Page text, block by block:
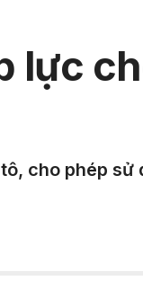
lực
cho phép sử